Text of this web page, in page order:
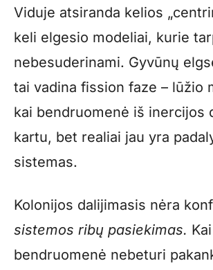
Viduje atsiranda kelios
keli elgesio modeliai, kurie
nebesuderinami. Gyvūnų
tai vadina fission faze – lūžio
kai bendruomenė iš inercijos
kartu, bet realiai jau yra
sistemas.
Kolonijos dalijimasis nėra
sistemos ribų pasiekimas. Kai
bendruomenė nebeturi